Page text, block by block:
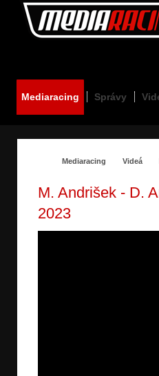
Mediaracing Správy
Mediaracing Videá
M. Andrišek - D.
2023